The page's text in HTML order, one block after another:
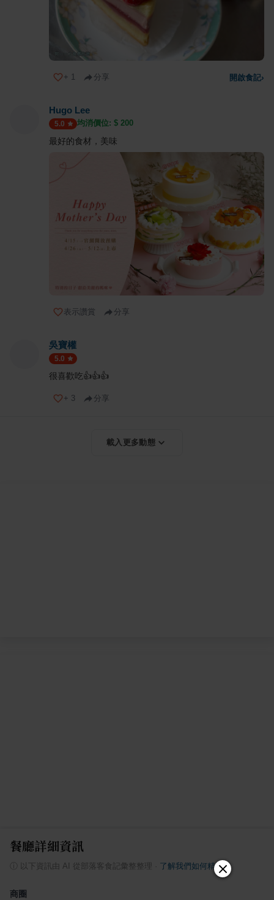
+ 1 分享 開啟食記›
Hugo Lee
5.0 均消價位: $ 200
最好的食材，美味
表示讚賞 分享
吳寶權
5.0
很喜歡吃👍👍👍
+ 3 分享
載入更多動態
餐廳詳細資訊
以下資訊由 AI 從部落客食記彙整整理 了解我們如何精選
商圈